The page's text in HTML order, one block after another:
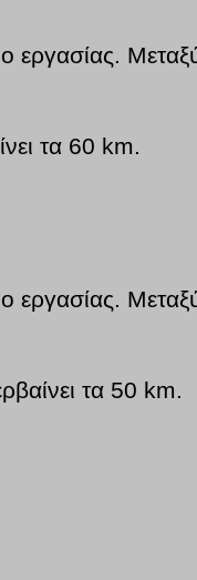
τα 60 km.
τα 50 km.